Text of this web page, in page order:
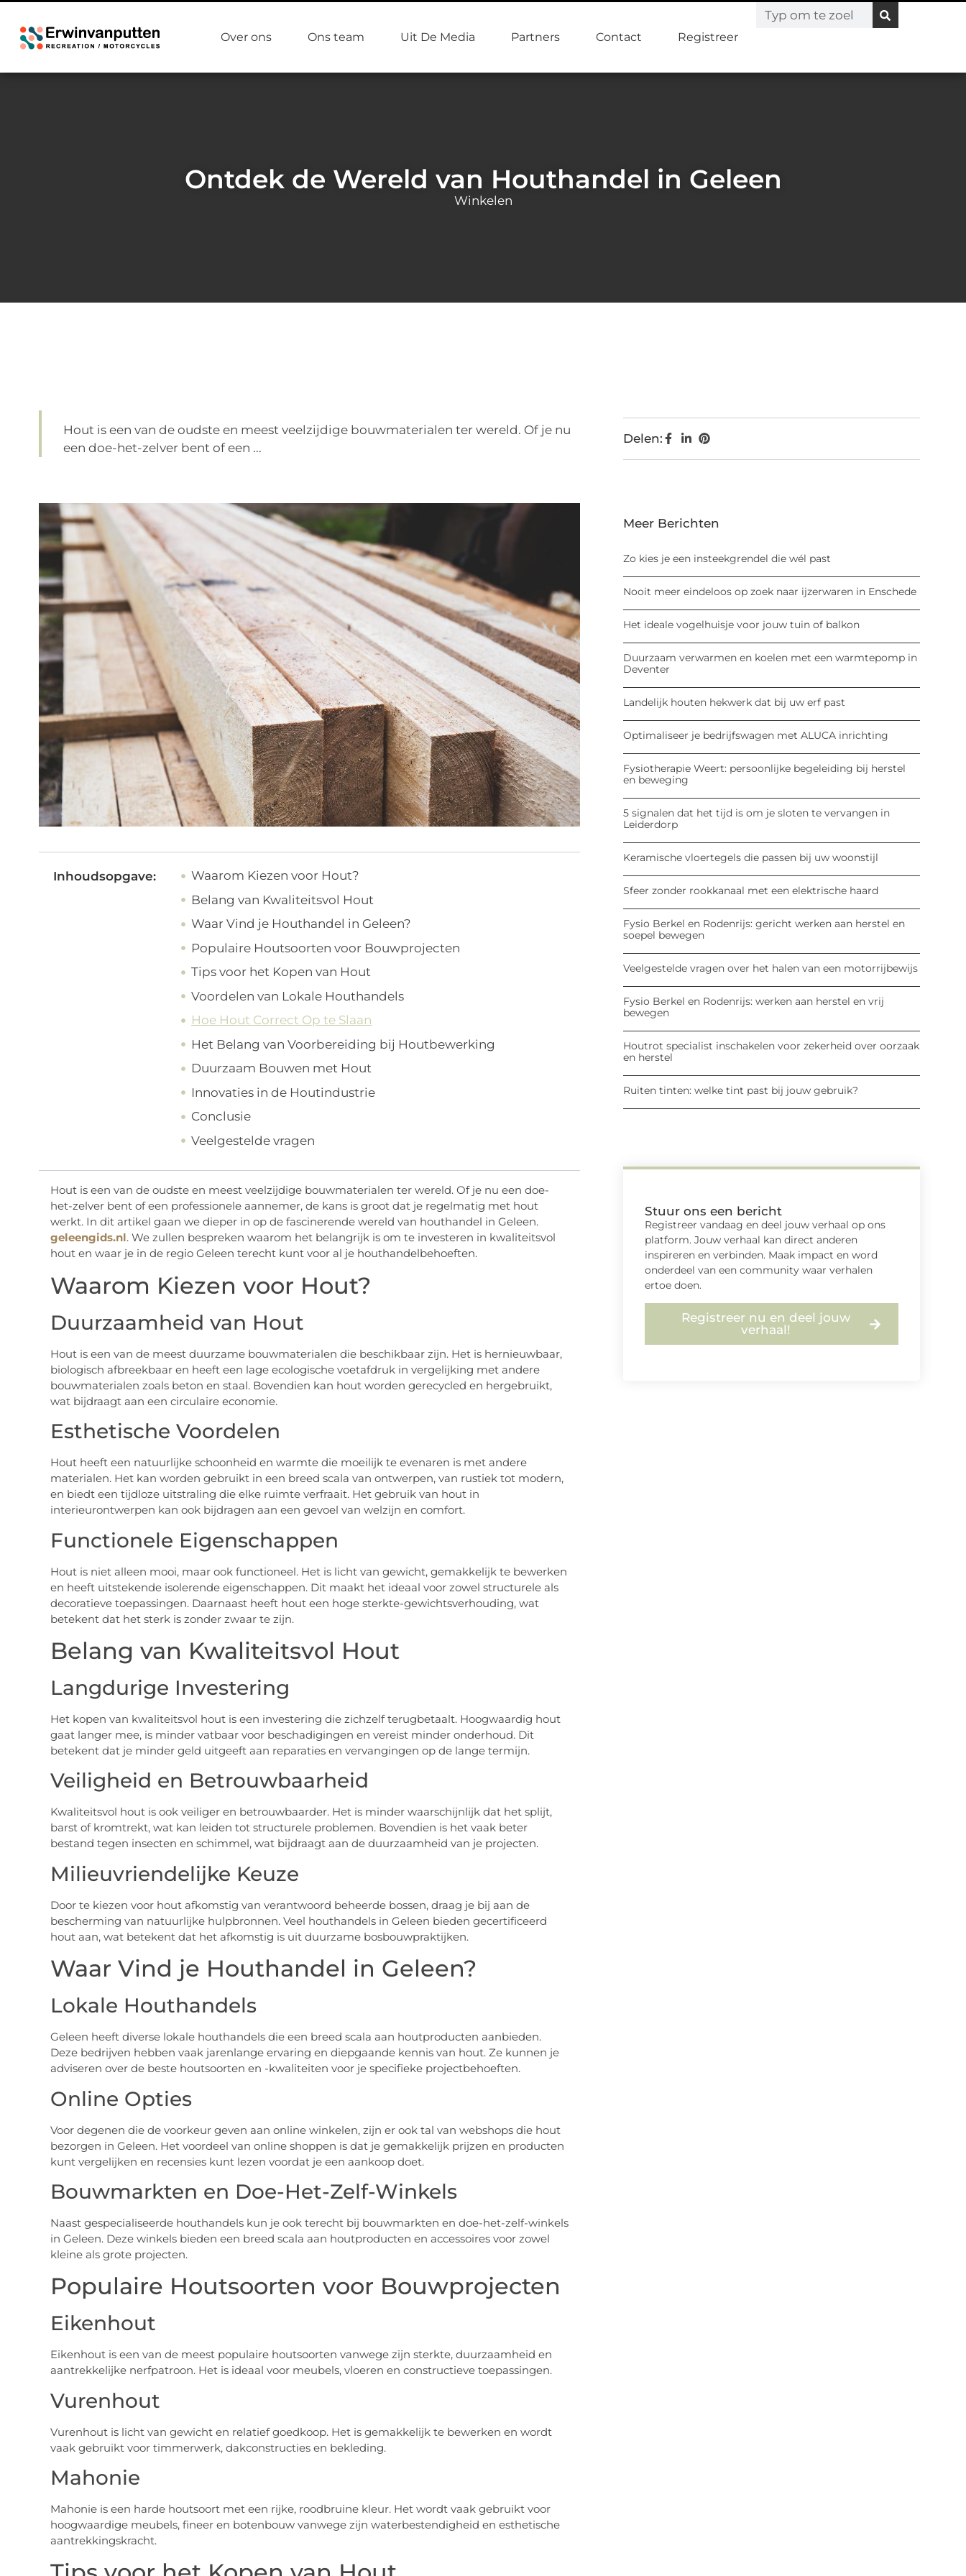
Over ons Ons team Uit De Media Partners Contact Registreer
Ontdek de Wereld van Houthandel in Geleen
Winkelen
Hout is een van de oudste en meest veelzijdige bouwmaterialen ter wereld. Of je nu
een doe-het-zelver bent of een ...
Inhoudsopgave:
Waarom Kiezen voor Hout?
Belang van Kwaliteitsvol Hout
Waar Vind je Houthandel in Geleen?
Populaire Houtsoorten voor Bouwprojecten
Tips voor het Kopen van Hout
Voordelen van Lokale Houthandels
Hoe Hout Correct Op te Slaan
Het Belang van Voorbereiding bij Houtbewerking
Duurzaam Bouwen met Hout
Innovaties in de Houtindustrie
Conclusie
Veelgestelde vragen
Hout is een van de oudste en meest veelzijdige bouwmaterialen ter wereld. Of je nu een doe-
het-zelver bent of een professionele aannemer, de kans is groot dat je regelmatig met hout
werkt. In dit artikel gaan we dieper in op de fascinerende wereld van houthandel in Geleen.
geleengids.nl. We zullen bespreken waarom het belangrijk is om te investeren in kwaliteitsvol
hout en waar je in de regio Geleen terecht kunt voor al je houthandelbehoeften.
Waarom Kiezen voor Hout?
Duurzaamheid van Hout
Hout is een van de meest duurzame bouwmaterialen die beschikbaar zijn. Het is hernieuwbaar,
biologisch afbreekbaar en heeft een lage ecologische voetafdruk in vergelijking met andere
bouwmaterialen zoals beton en staal. Bovendien kan hout worden gerecycled en hergebruikt,
wat bijdraagt aan een circulaire economie.
Esthetische Voordelen
Hout heeft een natuurlijke schoonheid en warmte die moeilijk te evenaren is met andere
materialen. Het kan worden gebruikt in een breed scala van ontwerpen, van rustiek tot modern,
en biedt een tijdloze uitstraling die elke ruimte verfraait. Het gebruik van hout in
interieurontwerpen kan ook bijdragen aan een gevoel van welzijn en comfort.
Functionele Eigenschappen
Hout is niet alleen mooi, maar ook functioneel. Het is licht van gewicht, gemakkelijk te bewerken
en heeft uitstekende isolerende eigenschappen. Dit maakt het ideaal voor zowel structurele als
decoratieve toepassingen. Daarnaast heeft hout een hoge sterkte-gewichtsverhouding, wat
betekent dat het sterk is zonder zwaar te zijn.
Belang van Kwaliteitsvol Hout
Langdurige Investering
Het kopen van kwaliteitsvol hout is een investering die zichzelf terugbetaalt. Hoogwaardig hout
gaat langer mee, is minder vatbaar voor beschadigingen en vereist minder onderhoud. Dit
betekent dat je minder geld uitgeeft aan reparaties en vervangingen op de lange termijn.
Veiligheid en Betrouwbaarheid
Kwaliteitsvol hout is ook veiliger en betrouwbaarder. Het is minder waarschijnlijk dat het splijt,
barst of kromtrekt, wat kan leiden tot structurele problemen. Bovendien is het vaak beter
bestand tegen insecten en schimmel, wat bijdraagt aan de duurzaamheid van je projecten.
Milieuvriendelijke Keuze
Door te kiezen voor hout afkomstig van verantwoord beheerde bossen, draag je bij aan de
bescherming van natuurlijke hulpbronnen. Veel houthandels in Geleen bieden gecertificeerd
hout aan, wat betekent dat het afkomstig is uit duurzame bosbouwpraktijken.
Waar Vind je Houthandel in Geleen?
Lokale Houthandels
Geleen heeft diverse lokale houthandels die een breed scala aan houtproducten aanbieden.
Deze bedrijven hebben vaak jarenlange ervaring en diepgaande kennis van hout. Ze kunnen je
adviseren over de beste houtsoorten en -kwaliteiten voor je specifieke projectbehoeften.
Online Opties
Voor degenen die de voorkeur geven aan online winkelen, zijn er ook tal van webshops die hout
bezorgen in Geleen. Het voordeel van online shoppen is dat je gemakkelijk prijzen en producten
kunt vergelijken en recensies kunt lezen voordat je een aankoop doet.
Bouwmarkten en Doe-Het-Zelf-Winkels
Naast gespecialiseerde houthandels kun je ook terecht bij bouwmarkten en doe-het-zelf-winkels
in Geleen. Deze winkels bieden een breed scala aan houtproducten en accessoires voor zowel
kleine als grote projecten.
Populaire Houtsoorten voor Bouwprojecten
Eikenhout
Eikenhout is een van de meest populaire houtsoorten vanwege zijn sterkte, duurzaamheid en
aantrekkelijke nerfpatroon. Het is ideaal voor meubels, vloeren en constructieve toepassingen.
Vurenhout
Vurenhout is licht van gewicht en relatief goedkoop. Het is gemakkelijk te bewerken en wordt
vaak gebruikt voor timmerwerk, dakconstructies en bekleding.
Mahonie
Mahonie is een harde houtsoort met een rijke, roodbruine kleur. Het wordt vaak gebruikt voor
hoogwaardige meubels, fineer en botenbouw vanwege zijn waterbestendigheid en esthetische
aantrekkingskracht.
Delen:
Meer Berichten
Zo kies je een insteekgrendel die wél past
Nooit meer eindeloos op zoek naar ijzerwaren in Enschede
Het ideale vogelhuisje voor jouw tuin of balkon
Duurzaam verwarmen en koelen met een warmtepomp in
Deventer
Landelijk houten hekwerk dat bij uw erf past
Optimaliseer je bedrijfswagen met ALUCA inrichting
Fysiotherapie Weert: persoonlijke begeleiding bij herstel
en beweging
5 signalen dat het tijd is om je sloten te vervangen in
Leiderdorp
Keramische vloertegels die passen bij uw woonstijl
Sfeer zonder rookkanaal met een elektrische haard
Fysio Berkel en Rodenrijs: gericht werken aan herstel en
soepel bewegen
Veelgestelde vragen over het halen van een motorrijbewijs
Fysio Berkel en Rodenrijs: werken aan herstel en vrij
bewegen
Houtrot specialist inschakelen voor zekerheid over oorzaak
en herstel
Ruiten tinten: welke tint past bij jouw gebruik?
Stuur ons een bericht
Registreer vandaag en deel jouw verhaal op ons
platform. Jouw verhaal kan direct anderen
inspireren en verbinden. Maak impact en word
onderdeel van een community waar verhalen
ertoe doen.
Registreer nu en deel jouw
verhaal!